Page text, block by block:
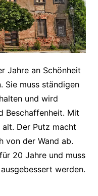
Jahre an Schönheit
Sie muss ständigen
und wird
Beschaffenheit. Mit
Der Putz macht
von der Wand ab.
20 Jahre und muss
werden.